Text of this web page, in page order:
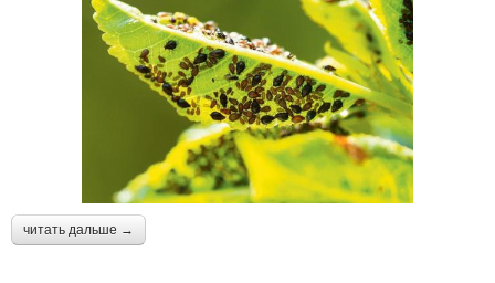
читать дальше →